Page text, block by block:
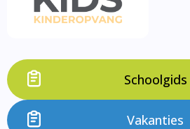
Schoolgids
Vakanties